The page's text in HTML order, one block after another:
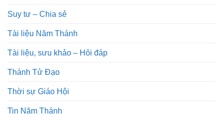
Suy tư – Chia sẻ
Tài liệu Năm Thánh
Tài liệu, sưu khảo – Hỏi đáp
Thánh Tử Đạo
Thời sự Giáo Hội
Tin Năm Thánh